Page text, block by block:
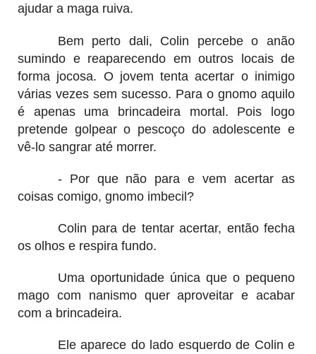
ajudar a maga ruiva.
Bem perto dali, Colin percebe o anão
sumindo e reaparecendo em outros locais de
forma jocosa. O jovem tenta acertar o inimigo
várias vezes sem sucesso. Para o gnomo aquilo
é apenas uma brincadeira mortal. Pois logo
pretende golpear o pescoço do adolescente e
vê-lo sangrar até morrer.
- Por que não para e vem acertar as
coisas comigo, gnomo imbecil?
Colin para de tentar acertar, então fecha
os olhos e respira fundo.
Uma oportunidade única que o pequeno
mago com nanismo quer aproveitar e acabar
com a brincadeira.
Ele aparece do lado esquerdo de Colin e